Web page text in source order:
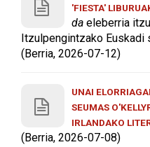
'FIESTA'
da eleberria
Itzulpengintzako Euskadi
(Berria, 2026-07-12)
UNAI
SEUMAS
IRLANDAKO
(Berria, 2026-07-08)